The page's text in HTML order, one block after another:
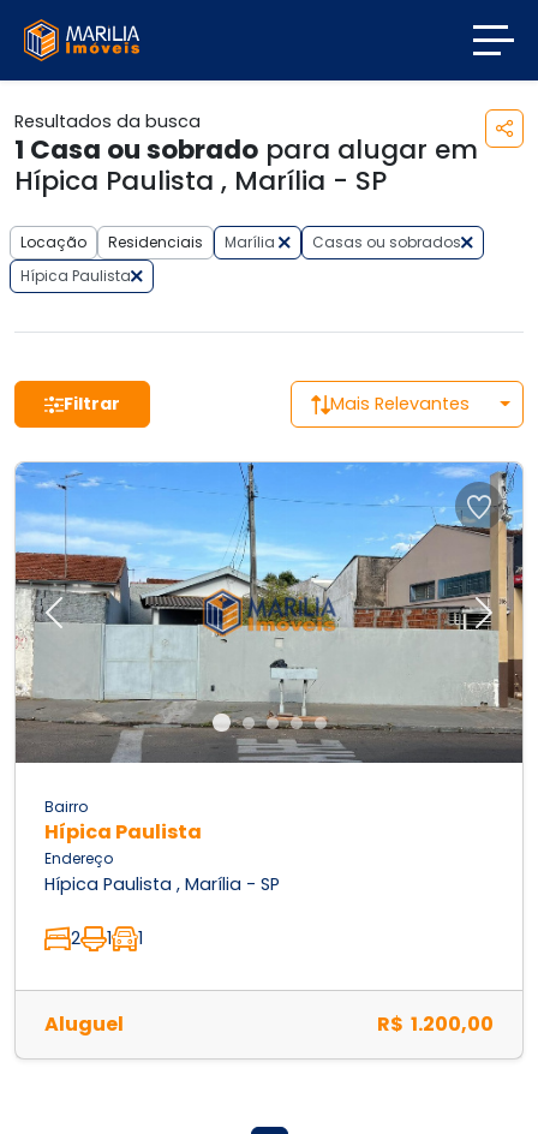
Resultados da busca
1 Casa ou sobrado para alugar em
Hípica Paulista , Marília - SP
Locação Residenciais Marília
Casas ou sobrados
Hípica Paulista
Filtrar Mais Relevantes
Previous Next
Bairro
Hípica Paulista
Endereço
Hípica Paulista , Marília - SP
2 1 1
Aluguel R$ 1.200,00